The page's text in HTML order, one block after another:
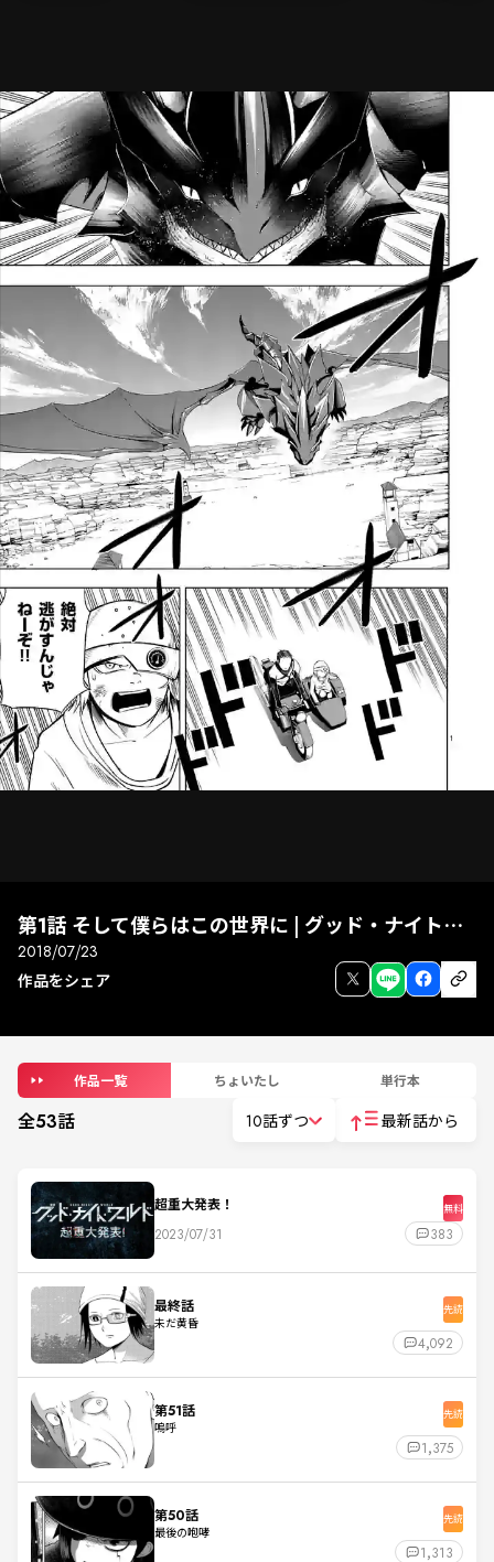
全画面
第1話 そして僕らはこの世界に | グッド・ナイト・ワールド
2018/07/23
作品をシェア
作品一覧 ちょいたし 単行本
全53話 10話ずつ 最新話から
超重大発表！ 無料
2023/07/31 383
最終話
未だ黄昏
先読
4,092
第51話
嗚呼
先読
1,375
第50話
最後の咆哮
先読
1,313